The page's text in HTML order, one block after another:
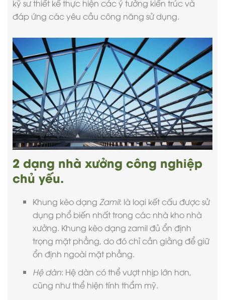
kỹ sư thiết kế thực hiện các ý tưởng kiến trúc và
đáp ứng các yêu cầu công năng sử dụng.
2 dạng nhà xưởng công nghiệp
chủ yếu.
Khung kèo dạng Zamil: là loại kết cấu được sử
dụng phổ biến nhất trong các nhà kho nhà
xưởng. Khung kèo dạng zamil đủ ổn định
trọng mặt phẳng, do đó chỉ cần giằng để giữ
ổn định ngoài mặt phẳng.
Hệ dàn: Hệ dàn có thể vượt nhịp lớn hơn,
cũng như thể hiện tính thẩm mỹ.